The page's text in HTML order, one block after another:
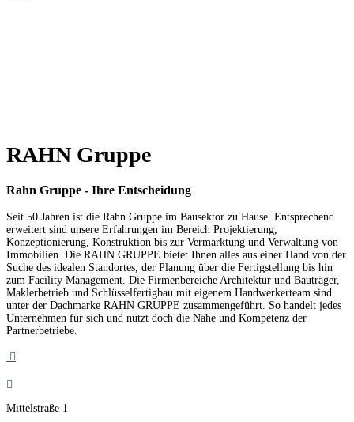
RAHN Gruppe
Rahn Gruppe - Ihre Entscheidung
Seit 50 Jahren ist die Rahn Gruppe im Bausektor zu Hause. Entsprechend
erweitert sind unsere Erfahrungen im Bereich Projektierung,
Konzeptionierung, Konstruktion bis zur Vermarktung und Verwaltung von
Immobilien. Die RAHN GRUPPE bietet Ihnen alles aus einer Hand von der
Suche des idealen Standortes, der Planung über die Fertigstellung bis hin
zum Facility Management. Die Firmenbereiche Architektur und Bauträger,
Maklerbetrieb und Schlüsselfertigbau mit eigenem Handwerkerteam sind
unter der Dachmarke RAHN GRUPPE zusammengeführt. So handelt jedes
Unternehmen für sich und nutzt doch die Nähe und Kompetenz der
Partnerbetriebe.
Mittelstraße 1